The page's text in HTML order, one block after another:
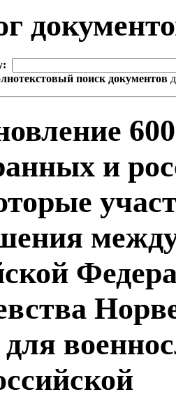
поиск документов
и